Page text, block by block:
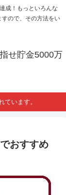
成！もっといろんな
ので、その方法をい
せ貯金5000万
ています。
おすすめ